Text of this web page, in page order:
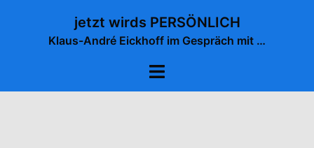
jetzt wirds PERSÖNLICH
Klaus-André Eickhoff im Gespräch mit …
Menü